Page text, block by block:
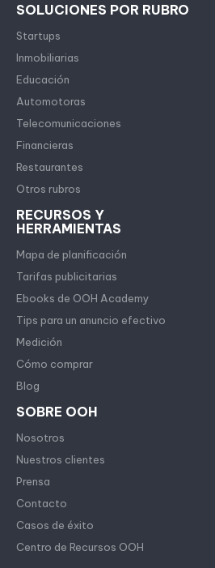
SOLUCIONES POR RUBRO
Startups
Inmobiliarias
Educación
Automotoras
Telecomunicaciones
Financieras
Restaurantes
Otros rubros
RECURSOS Y
HERRAMIENTAS
Mapa de planificación
Tarifas publicitarias
Ebooks de OOH Academy
Tips para un anuncio efectivo
Medición
Cómo comprar
Blog
SOBRE OOH
Nosotros
Nuestros clientes
Prensa
Contacto
Casos de éxito
Centro de Recursos OOH